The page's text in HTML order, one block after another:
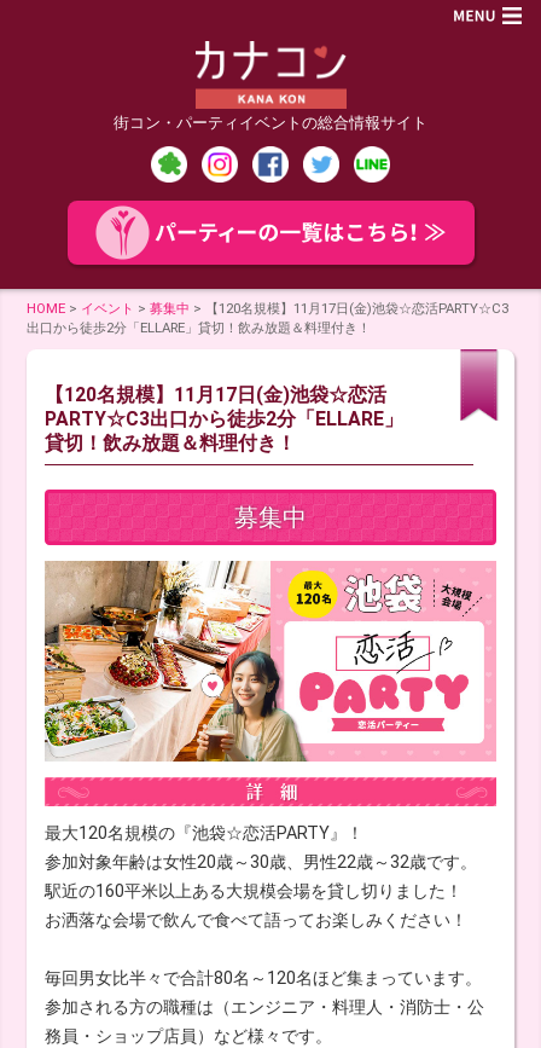
街コン・パーティイベントの総合情報サイト
HOME > イベント >募集中 >
【120名規模】11月17日(金)池袋☆恋活PARTY☆C3
出口から徒歩2分「ELLARE」貸切！飲み放題＆料理付き！
【120名規模】11月17日(金)池袋☆恋活
PARTY☆C3出口から徒歩2分「ELLARE」
貸切！飲み放題＆料理付き！
募集中
最大120名規模の『池袋☆恋活PARTY』！
参加対象年齢は女性20歳～30歳、男性22歳～32歳です。
駅近の160平米以上ある大規模会場を貸し切りました！
お洒落な会場で飲んで食べて語ってお楽しみください！
毎回男女比半々で合計80名～120名ほど集まっています。
参加される方の職種は（エンジニア・料理人・消防士・公
務員・ショップ店員）など様々です。